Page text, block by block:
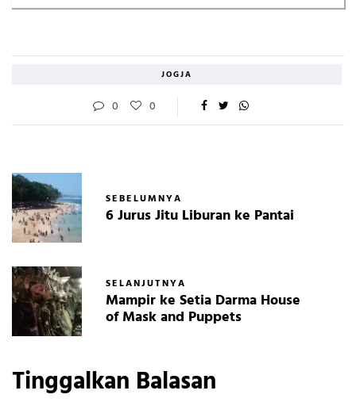
JOGJA
0 0
SEBELUMNYA
6 Jurus Jitu Liburan ke Pantai
SELANJUTNYA
Mampir ke Setia Darma House
of Mask and Puppets
Tinggalkan Balasan